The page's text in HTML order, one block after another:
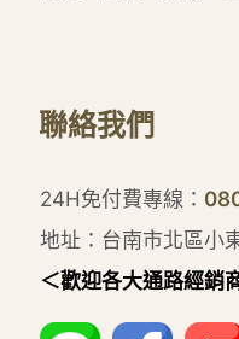
聯絡我們
24H免付費專線：
地址：台南市北區小
＜歡迎各大通路經銷